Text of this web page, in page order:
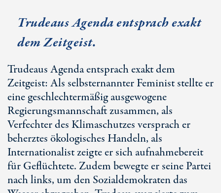
Trudeaus Agenda entsprach exakt
dem Zeitgeist.
Trudeaus Agenda entsprach exakt dem
Zeitgeist: Als selbsternannter Feminist stellte er
eine geschlechtermäßig ausgewogene
Regierungsmannschaft zusammen, als
Verfechter des Klimaschutzes versprach er
beherztes ökologisches Handeln, als
Internationalist zeigte er sich aufnahmebereit
für Geflüchtete. Zudem bewegte er seine Partei
nach links, um den Sozialdemokraten das